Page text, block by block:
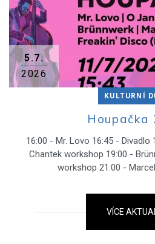
5.7.
2026
KULTURNÍ
Houpačka
16:00 - Mr. Lovo 16:45 - Divadlo
Chantek workshop 19:00 -
workshop 21:00 -
VÍCE